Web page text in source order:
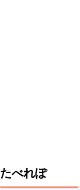
たべれぽ